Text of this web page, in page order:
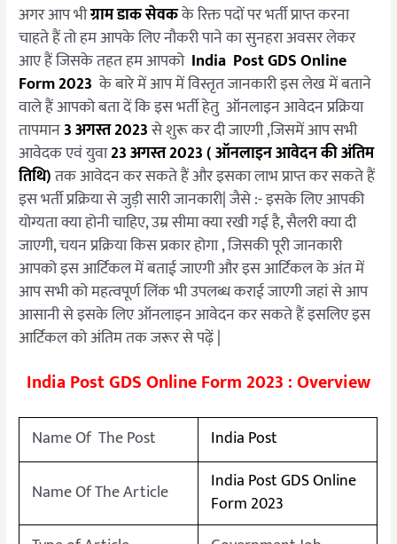
अगर आप भीग्राम डाक सेवकके रिक्त पदों पर भर्ती प्राप्त करना
चाहते हैं तो हम आपके लिए नौकरी पाने का सुनहरा अवसर लेकर
आए हैं जिसके तहत हम आपको India Post GDS Online
Form 2023 के बारे में आप में विस्तृत जानकारी इस लेख में बताने
वाले हैं आपको बता दें कि इस भर्ती हेतु ऑनलाइन आवेदन प्रक्रिया
तापमान3 अगस्त 2023से शुरू कर दी जाएगी ,जिसमें आप सभी
आवेदक एवं युवा23 अगस्त 2023 ( ऑनलाइन आवेदन की अंतिम
तिथि)तक आवेदन कर सकते हैं और इसका लाभ प्राप्त कर सकते हैं
इस भर्ती प्रक्रिया से जुड़ी सारी जानकारी| जैसे :- इसके लिए आपकी
योग्यता क्या होनी चाहिए, उम्र सीमा क्या रखी गई है, सैलरी क्या दी
जाएगी, चयन प्रक्रिया किस प्रकार होगा , जिसकी पूरी जानकारी
आपको इस आर्टिकल में बताई जाएगी और इस आर्टिकल के अंत में
आप सभी को महत्वपूर्ण लिंक भी उपलब्ध कराई जाएगी जहां से आप
आसानी से इसके लिए ऑनलाइन आवेदन कर सकते हैं इसलिए इस
आर्टिकल को अंतिम तक जरूर से पढ़ें |
India Post GDS Online Form 2023 : Overview
Name Of The Post India Post
Name Of The Article
India Post GDS Online
Form 2023